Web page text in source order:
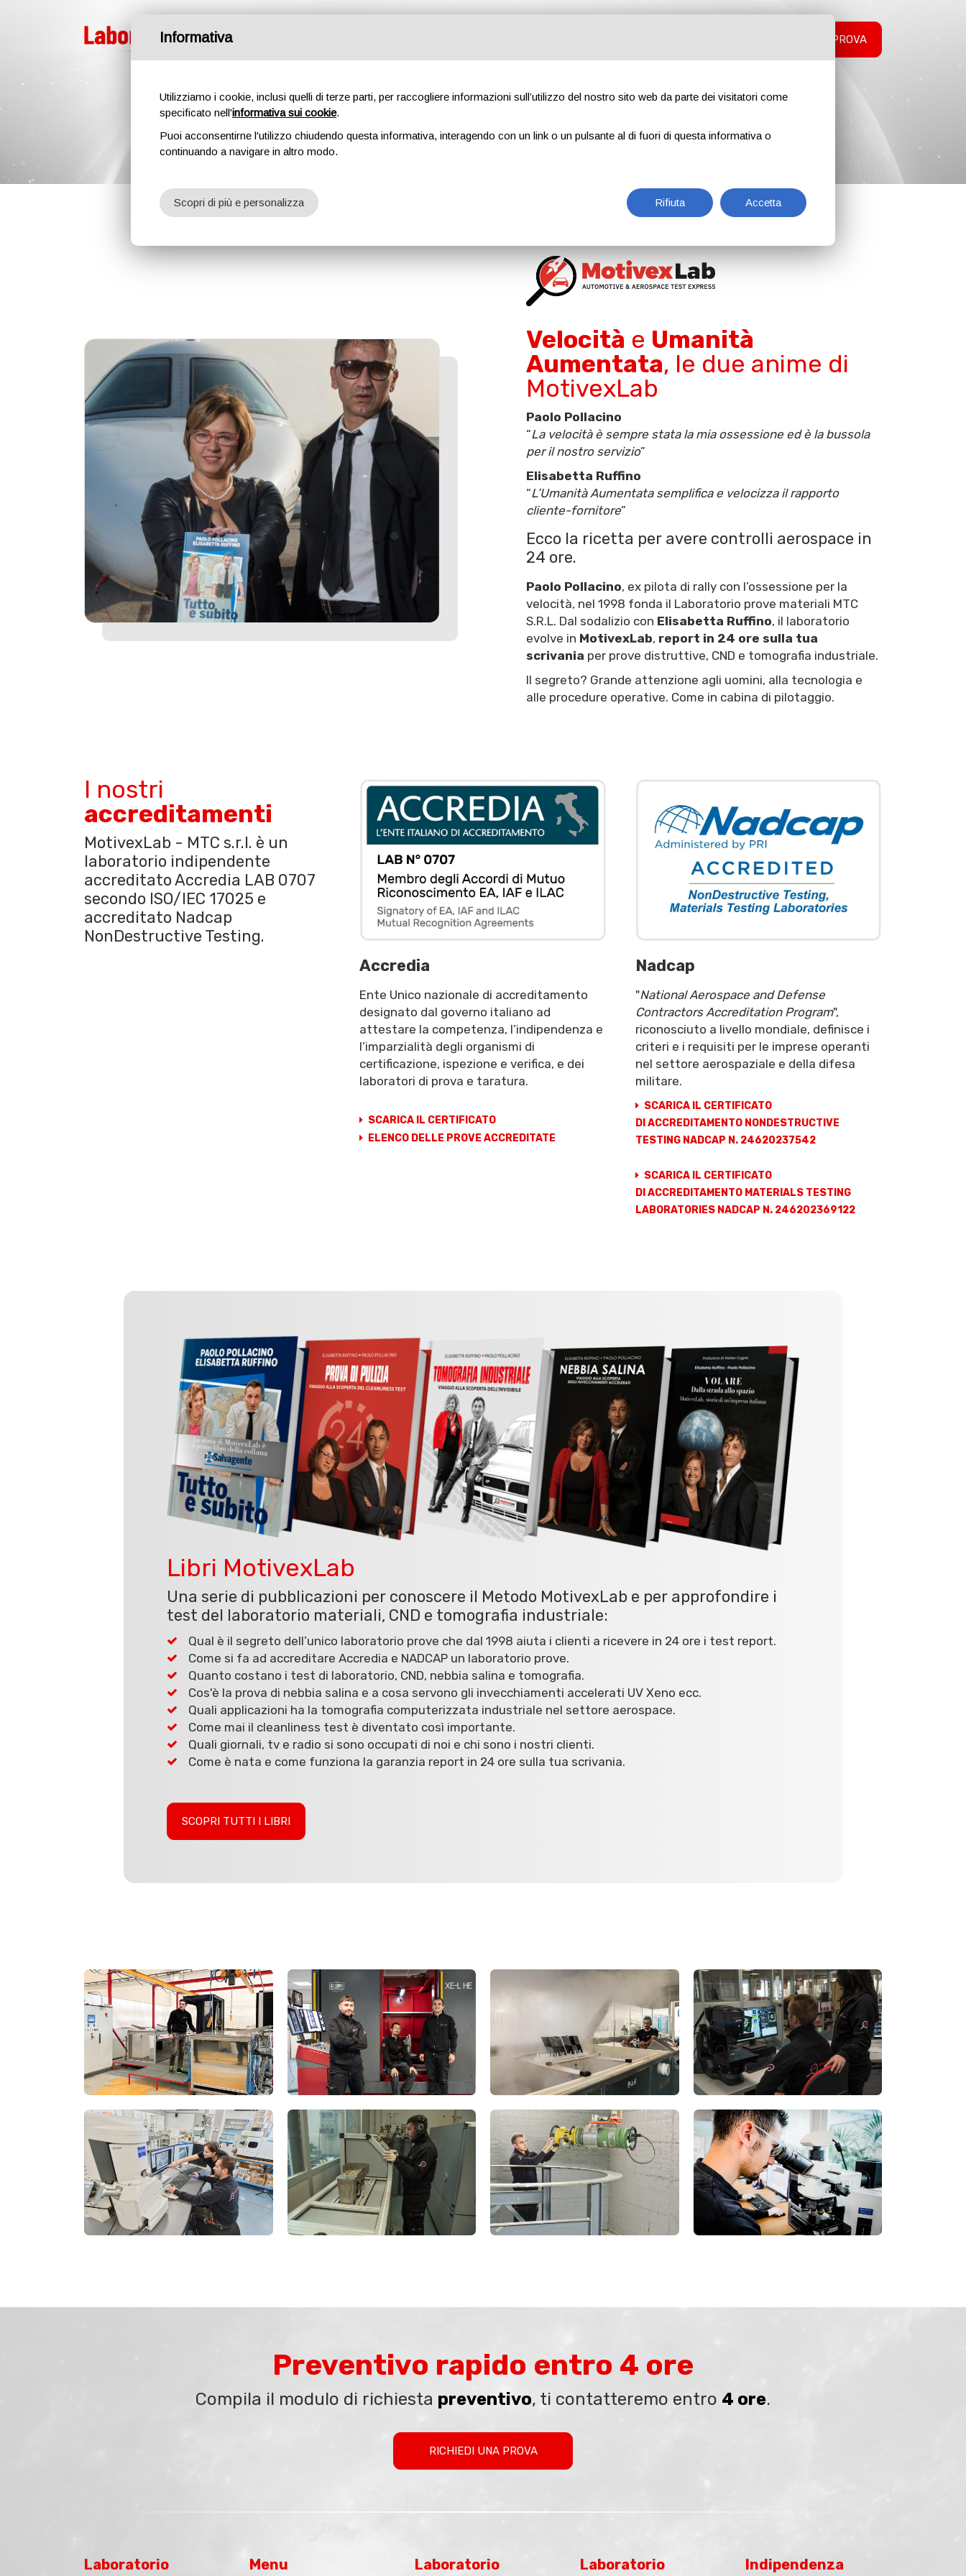
RICHIEDI UNA PROVA
Chi siamo
Velocità e Umanità
Aumentata, le due anime di
MotivexLab
Paolo Pollacino
“La velocità è sempre stata la mia ossessione ed è la bussola
per il nostro servizio”
Elisabetta Ruffino
“L’Umanità Aumentata semplifica e velocizza il rapporto
cliente-fornitore”
Ecco la ricetta per avere controlli aerospace in
24 ore.
Paolo Pollacino, ex pilota di rally con l’ossessione per la
velocità, nel 1998 fonda il Laboratorio prove materiali MTC
S.R.L. Dal sodalizio con Elisabetta Ruffino, il laboratorio
evolve in MotivexLab, report in 24 ore sulla tua
scrivania per prove distruttive, CND e tomografia industriale.
Il segreto? Grande attenzione agli uomini, alla tecnologia e
alle procedure operative. Come in cabina di pilotaggio.
I nostri
accreditamenti
MotivexLab - MTC s.r.l. è un
laboratorio indipendente
accreditato Accredia LAB 0707
secondo ISO/IEC 17025 e
accreditato Nadcap
NonDestructive Testing.
Accredia
Ente Unico nazionale di accreditamento
designato dal governo italiano ad
attestare la competenza, l’indipendenza e
l’imparzialità degli organismi di
certificazione, ispezione e verifica, e dei
laboratori di prova e taratura.
SCARICA IL CERTIFICATO
ELENCO DELLE PROVE ACCREDITATE
Nadcap
"National Aerospace and Defense
Contractors Accreditation Program",
riconosciuto a livello mondiale, definisce i
criteri e i requisiti per le imprese operanti
nel settore aerospaziale e della difesa
militare.
SCARICA IL CERTIFICATO
DI ACCREDITAMENTO NONDESTRUCTIVE
TESTING NADCAP N. 24620237542
SCARICA IL CERTIFICATO
DI ACCREDITAMENTO MATERIALS TESTING
LABORATORIES NADCAP N. 246202369122
Libri MotivexLab
Una serie di pubblicazioni per conoscere il Metodo MotivexLab e per approfondire i
test del laboratorio materiali, CND e tomografia industriale:
Qual è il segreto dell’unico laboratorio prove che dal 1998 aiuta i clienti a ricevere in 24 ore i test report.
Come si fa ad accreditare Accredia e NADCAP un laboratorio prove.
Quanto costano i test di laboratorio, CND, nebbia salina e tomografia.
Cos'è la prova di nebbia salina e a cosa servono gli invecchiamenti accelerati UV Xeno ecc.
Quali applicazioni ha la tomografia computerizzata industriale nel settore aerospace.
Come mai il cleanliness test è diventato così importante.
Quali giornali, tv e radio si sono occupati di noi e chi sono i nostri clienti.
Come è nata e come funziona la garanzia report in 24 ore sulla tua scrivania.
SCOPRI TUTTI I LIBRI
Preventivo rapido entro 4 ore
Compila il modulo di richiesta preventivo, ti contatteremo entro 4 ore.
RICHIEDI UNA PROVA
Laboratorio
Menu
Laboratorio
Laboratorio
Indipendenza
Informativa
Utilizziamo i cookie, inclusi quelli di terze parti, per raccogliere informazioni sull’utilizzo del nostro sito web da parte dei visitatori come
specificato nell'informativa sui cookie.
Puoi acconsentirne l'utilizzo chiudendo questa informativa, interagendo con un link o un pulsante al di fuori di questa informativa o
continuando a navigare in altro modo.
Rifiuta Accetta
Scopri di più e personalizza